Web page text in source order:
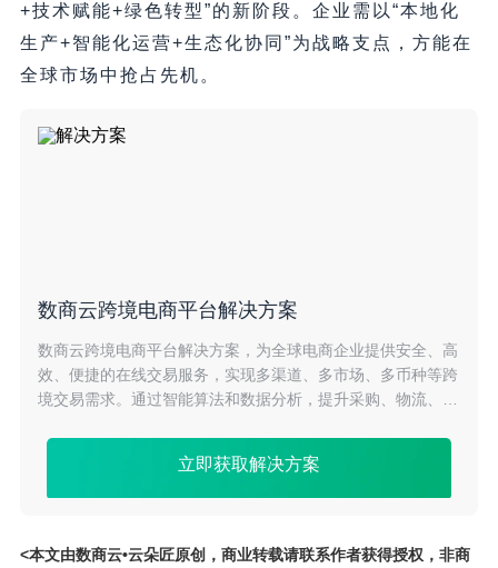
+技术赋能+绿色转型”的新阶段。企业需以“本地化
生产+智能化运营+生态化协同”为战略支点，方能在
全球市场中抢占先机。
数商云跨境电商平台解决方案
数商云跨境电商平台解决方案，为全球电商企业提供安全、高
效、便捷的在线交易服务，实现多渠道、多市场、多币种等跨
境交易需求。通过智能算法和数据分析，提升采购、物流、支
立即获取解决方案
<本文由数商云•云朵匠原创，商业转载请联系作者获得授权，非商